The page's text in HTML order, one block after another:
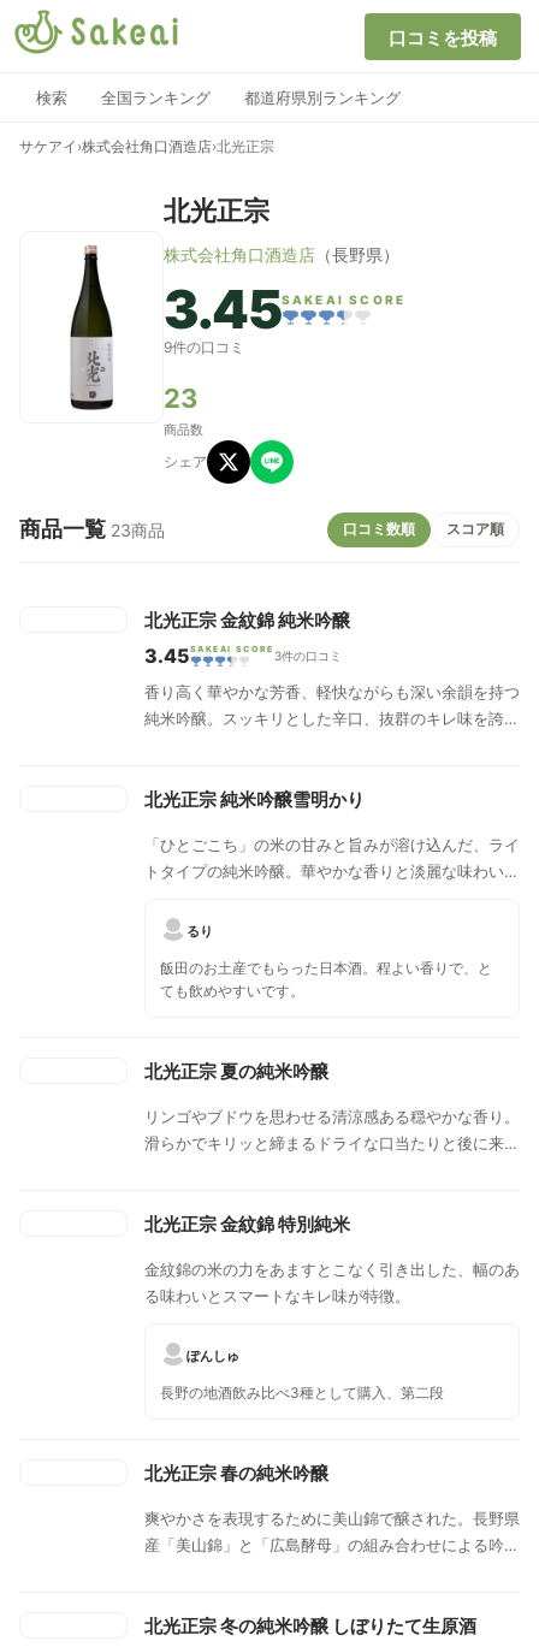
口コミを投稿
検索 全国ランキング 都道府県別ランキング
サケアイ ›株式会社角口酒造店›北光正宗
北光正宗
株式会社角口酒造店 （長野県）
3.45SAKEAI SCORE
9件の口コミ
23
商品数
シェア
商品一覧 23商品 口コミ数順 スコア順
北光正宗 金紋錦 純米吟醸
3.45SAKEAI SCORE 3件の口コミ
香り高く華やかな芳香、軽快ながらも深い余韻を持つ
純米吟醸。スッキリとした辛口、抜群のキレ味を誇
北光正宗 純米吟醸雪明かり
「ひとごこち」の米の甘みと旨みが溶け込んだ、ライ
トタイプの純米吟醸。華やかな香りと淡麗な味わい
るり
飯田のお土産でもらった日本酒。程よい香りで、と
ても飲めやすいです。
北光正宗 夏の純米吟醸
リンゴやブドウを思わせる清涼感ある穏やかな香り。
滑らかでキリッと締まるドライな口当たりと後に来る
夜は、キンキンに冷やして、爽やかなドライ感とでキ
北光正宗 金紋錦 特別純米
金紋錦の米の力をあますとこなく引き出した、幅のあ
る味わいとスマートなキレ味が特徴。
ぽんしゅ
長野の地酒飲み比べ3種として購入、第二段
北光正宗 春の純米吟醸
爽やかさを表現するために美山錦で醸された。長野県
産「美山錦」と「広島酵母」の組み合わせによる吟醸
しく上品な甘みが特長的。みずみずしい味わいが、北
北光正宗 冬の純米吟醸 しぼりたて生原酒